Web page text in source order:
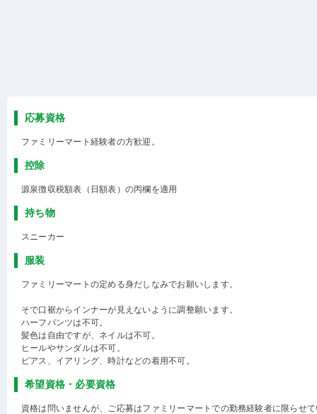
応募資格
ファミリーマート経験者の方歓迎。
控除
源泉徴収税額表（日額表）の丙欄を適用
持ち物
スニーカー
服装
ファミリーマートの定める身だしなみでお願いします。
そで口裾からインナーが見えないように調整願います。
ハーフパンツは不可。
髪色は自由ですが、ネイルは不可。
ヒールやサンダルは不可。
ピアス、イアリング、時計などの着用不可。
希望資格・必要資格
資格は問いませんが、ご応募はファミリーマートでの勤務経験者に限らせ